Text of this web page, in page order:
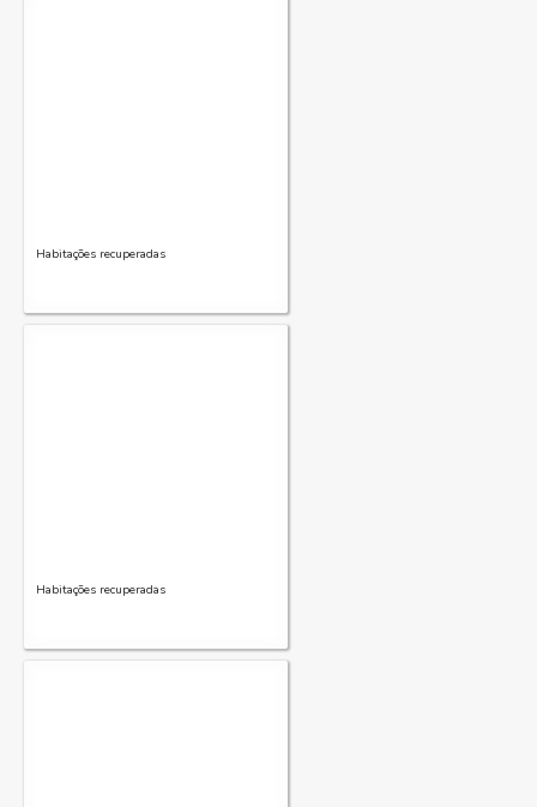
Habitações recuperadas
Habitações recuperadas